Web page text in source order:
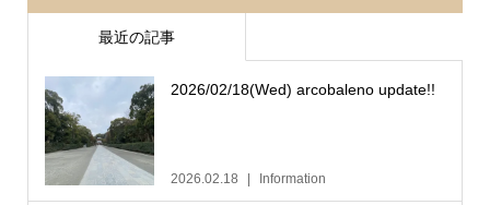
最近の記事
2026/02/18(Wed) arcobaleno update!!
2026.02.18 Information